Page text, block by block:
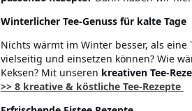
Winterlicher Tee-Genuss für kalte Tage
Nichts wärmt im Winter besser, als eine
vielseitig und einsetzen können? Wie
Keksen? Mit unseren kreativen Tee-
>> 8 kreative & köstliche Tee-Rezepte